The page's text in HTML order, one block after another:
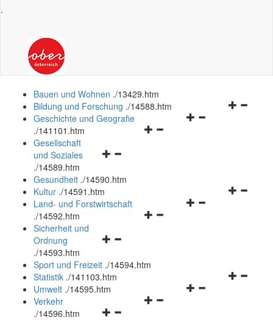
.
Bauen und Wohnen ./13429.htm
Navigationsmenü
Bildung und Forschung ./14588.htm
Navigationsmenü
Geschichte und Geografie
./141101.htm
Navigationsmenü
und
schließen
Gesellschaft
und Soziales
./14589.htm
Gesundheit ./14590.htm
Navigationsmenü
Kultur ./14591.htm
Navigationsmenü
Land- und Forstwirtschaft
./14592.htm
Navigationsmenü
und
schließen
Sicherheit und
Ordnung
./14593.htm
Sport und Freizeit ./14594.htm
Navigationsmenü
Statistik ./141103.htm
Navigationsmenü
Umwelt ./14595.htm
Navigationsmenü
Verkehr
./14596.htm